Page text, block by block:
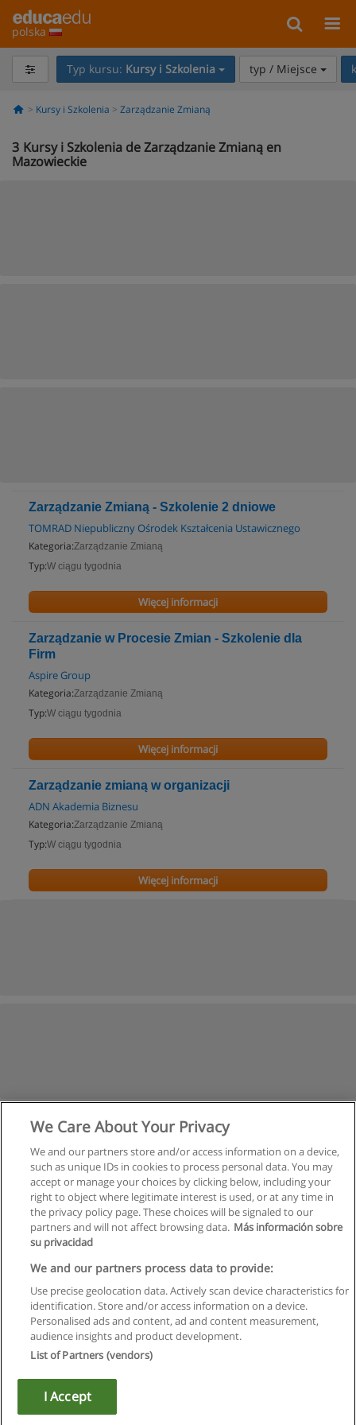
polska
Typ kursu: Kursy i Szkolenia typ / Miejsce
Kursy i Szkolenia Zarządzanie Zmianą
3 Kursy i Szkolenia de Zarządzanie Zmianą en
Mazowieckie
Zarządzanie Zmianą - Szkolenie 2 dniowe
TOMRAD Niepubliczny Ośrodek Kształcenia Ustawicznego
Kategoria:Zarządzanie Zmianą
Typ:W ciągu tygodnia
Więcej informacji
Zarządzanie w Procesie Zmian - Szkolenie dla
Firm
Aspire Group
Kategoria:Zarządzanie Zmianą
Typ:W ciągu tygodnia
Więcej informacji
Zarządzanie zmianą w organizacji
ADN Akademia Biznesu
Kategoria:Zarządzanie Zmianą
Typ:W ciągu tygodnia
Więcej informacji
Regulamin
Polityka ochrony danych osobowych
Kontakt z Educaedu
Copyright © Educaedu Business S.L. - CIF : B-95610580: -
We Care About Your Privacy
We and our partners store and/or access information on a device,
such as unique IDs in cookies to process personal data. You may
accept or manage your choices by clicking below, including your
right to object where legitimate interest is used, or at any time in
the privacy policy page. These choices will be signaled to our
partners and will not affect browsing data. Más información sobre
su privacidad
We and our partners process data to provide:
Use precise geolocation data. Actively scan device characteristics for
identification. Store and/or access information on a device.
Personalised ads and content, ad and content measurement,
audience insights and product development.
List of Partners (vendors)
I Accept